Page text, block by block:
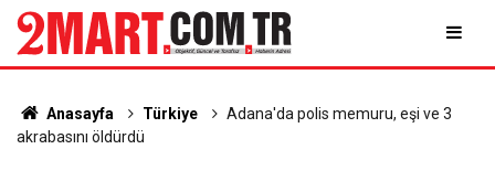
Anasayfa Türkiye
Adana'da polis memuru, eşi ve 3
akrabasını öldürdü